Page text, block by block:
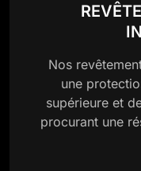
Nos
une
supérieure et
procurant une